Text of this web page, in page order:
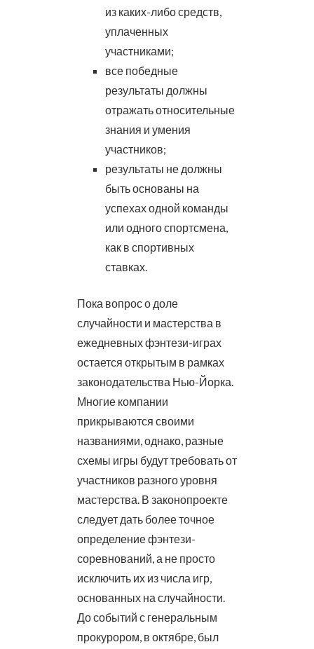
из каких-либо средств,
уплаченных
участниками;
все победные
результаты должны
отражать относительные
знания и умения
участников;
результаты не должны
быть основаны на
успехах одной команды
или одного спортсмена,
как в спортивных
ставках.
Пока вопрос о доле
случайности и мастерства в
ежедневных фэнтези-играх
остается открытым в рамках
законодательства Нью-Йорка.
Многие компании
прикрываются своими
названиями, однако, разные
схемы игры будут требовать от
участников разного уровня
мастерства. В законопроекте
следует дать более точное
определение фэнтези-
соревнований, а не просто
исключить их из числа игр,
основанных на случайности.
До событий с генеральным
прокурором, в октябре, был